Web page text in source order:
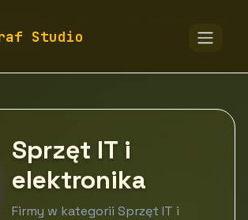
Studio
Sprzęt IT i
elektronika
Firmy w kategorii Sprzęt IT i